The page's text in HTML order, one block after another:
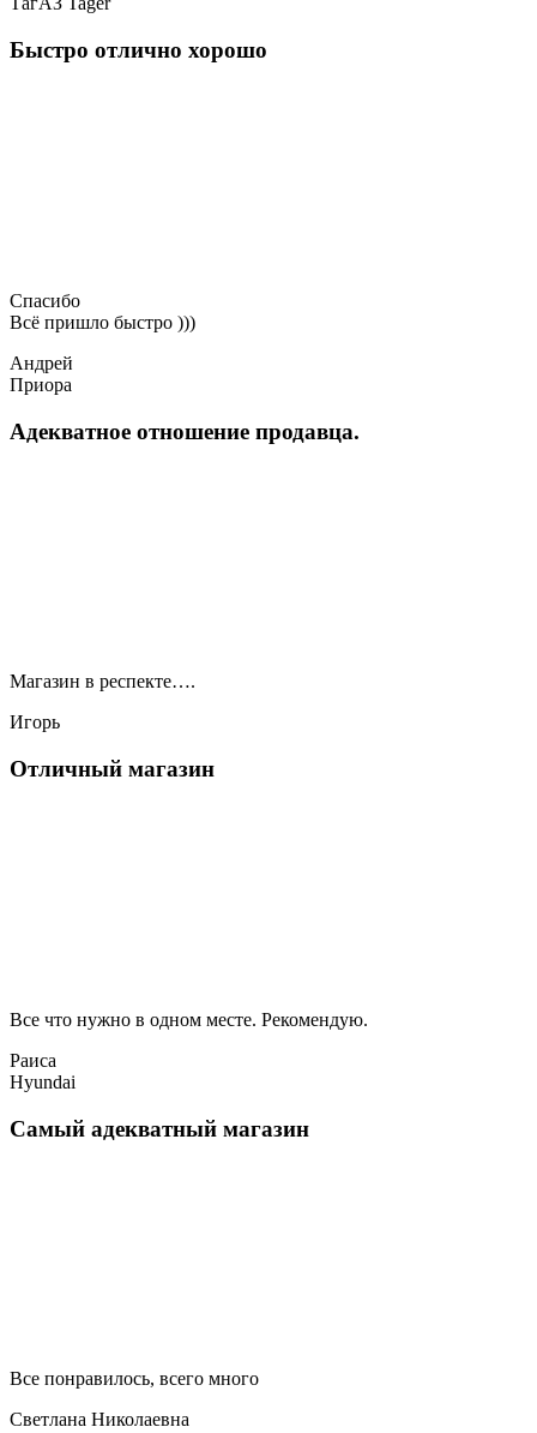
Быстро отлично хорошо
Спасибо
Всё пришло быстро )))
Андрей
Приора
Адекватное отношение продавца.
Магазин в респекте….
Игорь
Отличный магазин
Все что нужно в одном месте. Рекомендую.
Раиса
Hyundai
Самый адекватный магазин
Все понравилось, всего много
Светлана Николаевна